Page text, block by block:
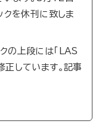
クを休刊に致しま
上段には「LAS
正しています。記事